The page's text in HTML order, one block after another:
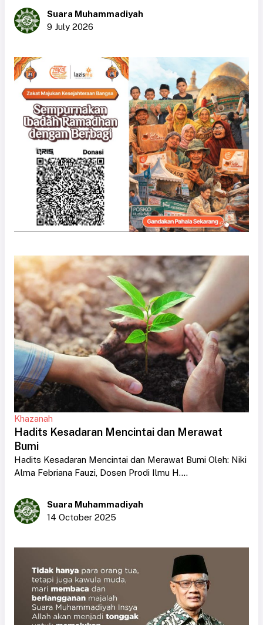
Suara Muhammadiyah
9 July 2026
Khazanah
Hadits Kesadaran Mencintai dan Merawat
Bumi
Hadits Kesadaran Mencintai dan Merawat Bumi Oleh: Niki
Alma Febriana Fauzi, Dosen Prodi Ilmu H....
Suara Muhammadiyah
14 October 2025